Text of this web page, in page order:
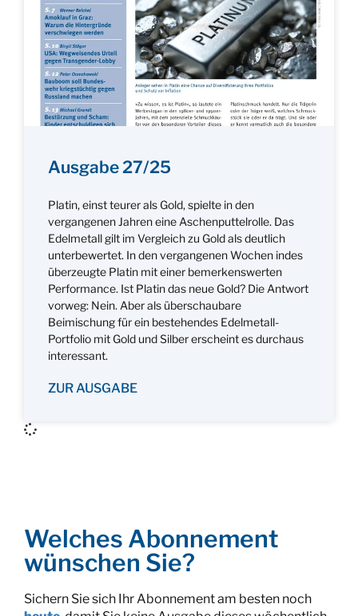
Ausgabe 27/25
Platin, einst teurer als Gold, spielte in den
vergangenen Jahren eine Aschenputtelrolle. Das
Edelmetall gilt im Vergleich zu Gold als deutlich
unterbewertet. In den vergangenen Wochen indes
überzeugte Platin mit einer bemerkenswerten
Performance. Ist Platin das neue Gold? Die Antwort
vorweg: Nein. Aber als überschaubare
Beimischung für ein bestehendes Edelmetall-
Portfolio mit Gold und Silber erscheint es durchaus
interessant.
ZUR AUSGABE
Welches Abonnement
wünschen Sie?
Sichern Sie sich Ihr Abonnement am besten noch